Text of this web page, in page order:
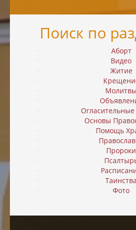
Поиск по
Аборт
Видео
Житие
Молитвы
Основы
Помощь
Пророки
Таинства
Фото